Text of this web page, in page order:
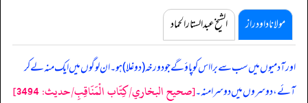
مولانا داود راز الشیخ عبدالستار الحماد
‏‏‏‏ اور آدمیوں میں سب سے برا اس کو پاؤ گے جو دورخہ (دوغلا) ہو۔ ان لوگوں میں ایک منہ لے کر
آئے، دوسروں میں دوسرا منہ۔[صحيح البخاري/كِتَاب الْمَنَاقِبِ/حدیث: 3494]